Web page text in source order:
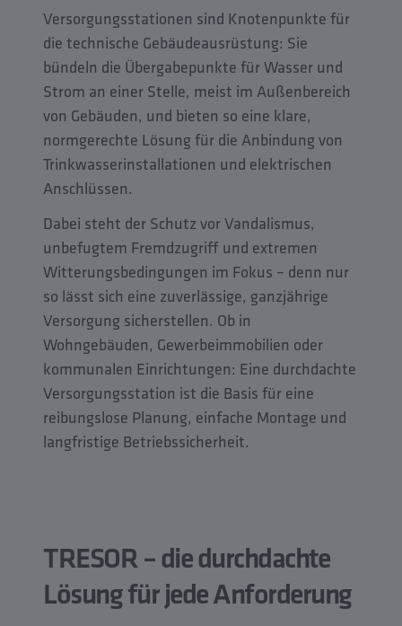
Versorgungsstationen sind Knotenpunkte für
die technische Gebäudeausrüstung: Sie
bündeln die Übergabepunkte für Wasser und
Strom an einer Stelle, meist im Außenbereich
von Gebäuden, und bieten so eine klare,
normgerechte Lösung für die Anbindung von
Trinkwasserinstallationen und elektrischen
Anschlüssen.
Dabei steht der Schutz vor Vandalismus,
unbefugtem Fremdzugriff und extremen
Witterungsbedingungen im Fokus – denn nur
so lässt sich eine zuverlässige, ganzjährige
Versorgung sicherstellen. Ob in
Wohngebäuden, Gewerbeimmobilien oder
kommunalen Einrichtungen: Eine durchdachte
Versorgungsstation ist die Basis für eine
reibungslose Planung, einfache Montage und
langfristige Betriebssicherheit.
TRESOR – die durchdachte
Lösung für jede Anforderung